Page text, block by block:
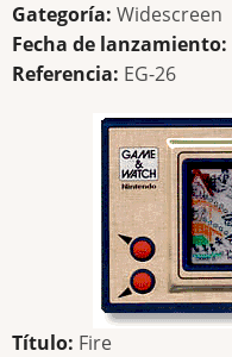
Gategoría: Widescreen
Fecha de lanzamiento:
Referencia: EG-26
Título: Fire